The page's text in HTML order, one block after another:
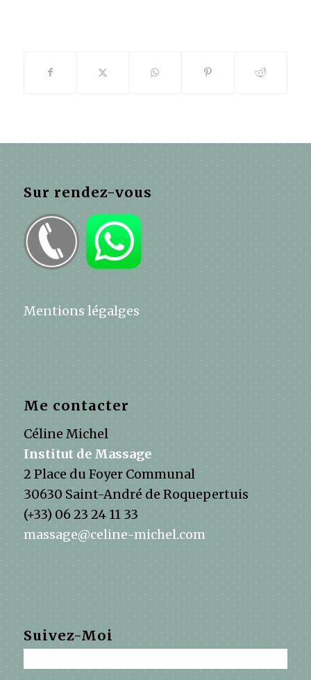
Sur rendez-vous
Mentions légalges
Me contacter
Céline Michel
Institut de Massage
2 Place du Foyer Communal
30630 Saint-André de Roquepertuis
(+33) 06 23 24 11 33
massage@celine-michel.com
Suivez-Moi